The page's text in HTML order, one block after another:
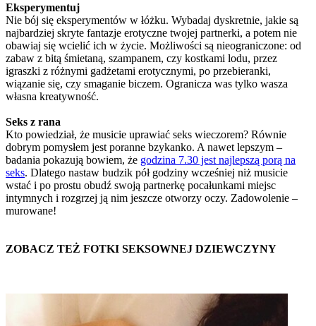
Eksperymentuj
Nie bój się eksperymentów w łóżku. Wybadaj dyskretnie, jakie są
najbardziej skryte fantazje erotyczne twojej partnerki, a potem nie
obawiaj się wcielić ich w życie. Możliwości są nieograniczone: od
zabaw z bitą śmietaną, szampanem, czy kostkami lodu, przez
igraszki z różnymi gadżetami erotycznymi, po przebieranki,
wiązanie się, czy smaganie biczem. Ogranicza was tylko wasza
własna kreatywność.
Seks z rana
Kto powiedział, że musicie uprawiać seks wieczorem? Równie
dobrym pomysłem jest poranne bzykanko. A nawet lepszym –
badania pokazują bowiem, że godzina 7.30 jest najlepszą porą na
seks. Dlatego nastaw budzik pół godziny wcześniej niż musicie
wstać i po prostu obudź swoją partnerkę pocałunkami miejsc
intymnych i rozgrzej ją nim jeszcze otworzy oczy. Zadowolenie –
murowane!
ZOBACZ TEŻ FOTKI SEKSOWNEJ DZIEWCZYNY